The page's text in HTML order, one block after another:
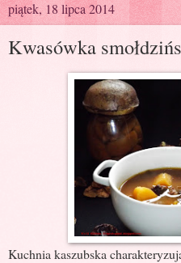
piątek, 18 lipca 2014
Kwasówka
Kuchnia kaszubska